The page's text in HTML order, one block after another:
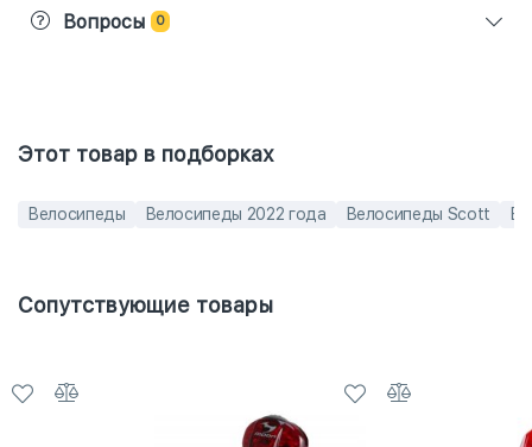
Вопросы 0
Этот товар в подборках
Велосипеды Велосипеды 2022 года Велосипеды Scott
Сопутствующие товары